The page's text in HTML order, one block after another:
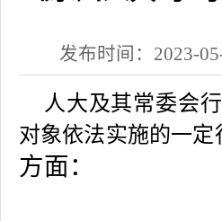
发布时间：2023-
人大及其常委会
对象依法实施的一定
方面：